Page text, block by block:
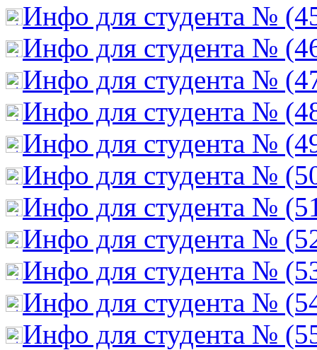
Инфо для студента №
Инфо для студента №
Инфо для студента №
Инфо для студента №
Инфо для студента №
Инфо для студента №
Инфо для студента №
Инфо для студента №
Инфо для студента №
Инфо для студента №
Инфо для студента №